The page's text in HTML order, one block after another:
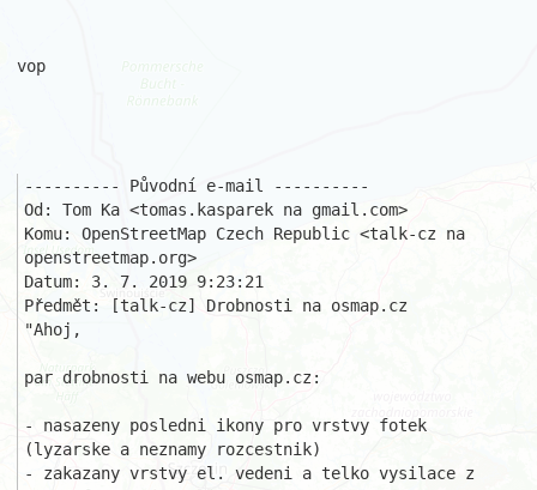
vop
---------- Původní e-mail ----------
Od: Tom Ka <tomas.kasparek na gmail.com>
Komu: OpenStreetMap Czech Republic <talk-cz na
openstreetmap.org>
Datum: 3. 7. 2019 9:23:21
Předmět: [talk-cz] Drobnosti na osmap.cz
"Ahoj,
par drobnosti na webu osmap.cz:
- nasazeny posledni ikony pro vrstvy fotek
(lyzarske a neznamy rozcestnik)
- zakazany vrstvy el. vedeni a telko vysilace z